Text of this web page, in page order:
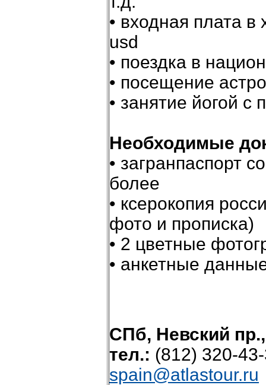
• входная плата
usd
• поездка в
• посещение
• занятие йогой с
Необходимые
• загранпаспорт
более
• ксерокопия
фото и прописка)
• 2 цветные
• анкетные
СПб, Невский
тел.: (812) 320-
spain@atlastour.ru